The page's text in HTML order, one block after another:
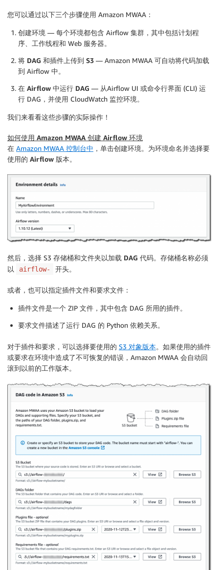
您可以通过以下三个步骤使用 Amazon MWAA ：
创建环境 — 每个环境都包含 Airflow 集群，其中包括计划程
序、工作线程和 Web 服务器。
将 DAG 和插件上传到 S3 — Amazon MWAA 可自动将代码加载
到 Airflow 中。
在 Airflow 中运行 DAG — 从Airflow UI 或命令行界面 (CLI) 运
行 DAG，并使用 CloudWatch 监控环境。
我们来看看这些步骤的实际操作！
如何使用 Amazon MWAA 创建 Airflow 环境
在 Amazon MWAA 控制台中 ，单击创建环境。为环境命名并选择要
使用的 Airflow 版本。
然后，选择 S3 存储桶和文件夹以加载 DAG 代码。存储桶名称必须
以
airflow- 开头。
或者，也可以指定插件文件和要求文件：
插件文件是一个 ZIP 文件，其中包含 DAG 所用的插件。
要求文件描述了运行 DAG 的 Python 依赖关系。
对于插件和要求，可以选择要使用的 S3 对象版本。如果使用的插件
或要求在环境中造成了不可恢复的错误， Amazon MWAA 会自动回
滚到以前的工作版本。